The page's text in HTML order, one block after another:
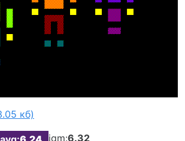
кб)
iqm:6.32